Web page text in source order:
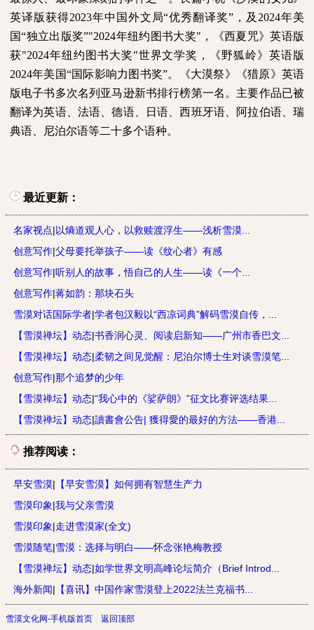
英译版获得2023年中国外文局“优秀翻译奖”，及 2024年美
国“独立出版奖”"2024年纽约图书大奖" ，《西夏咒》英语版
获"2024年纽约图书大奖"世界文学奖，《野狐岭》英语版
2024年美国“国际影响力图书奖”。《大漠祭》《猎原》英语
版电子书多次名列亚马逊新书排行榜第一名。主要作品已被
翻译为英语、法语、德语、日语、西班牙语、阿拉伯语、瑞
典语、尼泊尔语等二十多个语种。
最近更新：
名家视点|以熵道观人心，以救赎渡浮生——浅析雪漠...
创意写作|父母要托举孩子——读《纹心者》有感
创意写作|听别人的故事，悟自己的人生——读《一个...
创意写作|蒋如韵：那块石头
雪漠对话国际学者|学者包汉毅以“西凉词典”解码雪漠自传，...
【雪漠禅坛】动态|书香润心灵、阅读启新知——广州市香巴文...
【雪漠禅坛】动态|柔韧之间见觉醒：尼泊尔博士生对谈雪漠笔...
创意写作|那个追梦的少年
【雪漠禅坛】动态|“我心中的《娑萨朗》”征文比赛评选结果...
【雪漠禅坛】动态|讀書會公告| 獲得愛的最好的方法——香港...
推荐阅读：
早安雪漠| 【早安雪漠】如何拥有智慧生产力
雪漠印象|我与父亲雪漠
雪漠印象|走进雪漠家(全文)
雪漠随笔|雪漠：选择与明白——怀念张艳梅教授
【雪漠禅坛】动态|如学世界文明高峰论坛简介（Brief Introd...
海外新闻| 【喜讯】中国作家雪漠登上2022法兰克福书...
雪漠文化网-手机版首页 返回顶部